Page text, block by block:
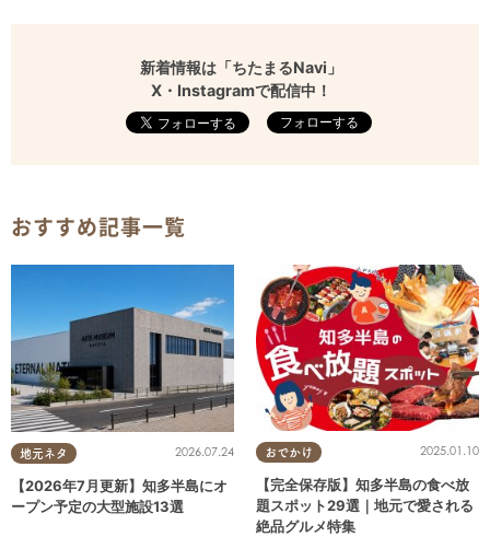
新着情報は「ちたまるNavi」
X・Instagramで配信中！
フォローする
おすすめ記事一覧
地元ネタ 2026.07.24
【2026年7月更新】知多半島にオ
ープン予定の大型施設13選
おでかけ 2025.01.10
【完全保存版】知多半島の食べ放
題スポット29選｜地元で愛される
絶品グルメ特集